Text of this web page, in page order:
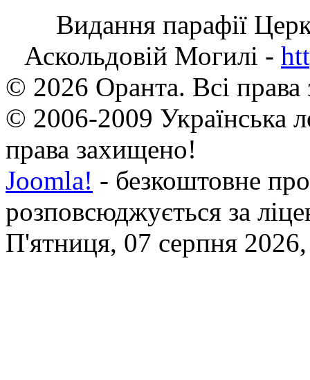
Видання парафії
Аскольдовій Могилі -
© 2026 Оранта. Всі
© 2006-2009 Українська
права захищено!
Joomla! - безкоштовне
розповсюджується за
П'ятниця, 07 серпня